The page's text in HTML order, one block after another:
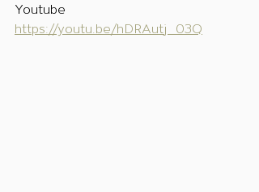
Youtube
https://youtu.be/hDRAutj_03Q